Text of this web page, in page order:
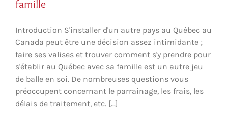
famille
Introduction S'installer d'un autre pays au Québec au
Canada peut être une décision assez intimidante ;
faire ses valises et trouver comment s'y prendre pour
s'établir au Québec avec sa famille est un autre jeu
de balle en soi. De nombreuses questions vous
préoccupent concernant le parrainage, les frais, les
délais de traitement, etc. [...]